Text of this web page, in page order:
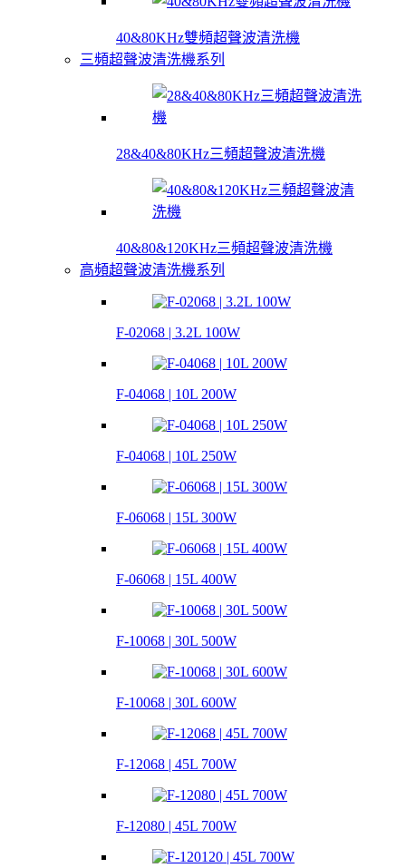
40&80KHz雙頻超聲波清洗機
三頻超聲波清洗機系列
28&40&80KHz三頻超聲波清洗機
40&80&120KHz三頻超聲波清洗機
高頻超聲波清洗機系列
F-02068 | 3.2L 100W
F-04068 | 10L 200W
F-04068 | 10L 250W
F-06068 | 15L 300W
F-06068 | 15L 400W
F-10068 | 30L 500W
F-10068 | 30L 600W
F-12068 | 45L 700W
F-12080 | 45L 700W